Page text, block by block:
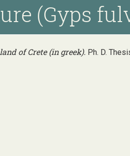
(Gyps
of Crete (in greek). Ph. D.